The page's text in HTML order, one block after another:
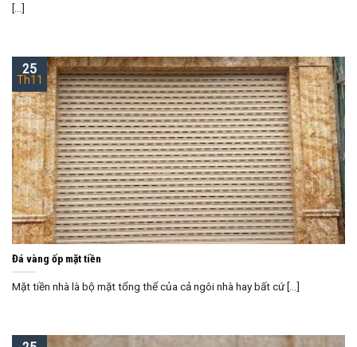
[...]
Đá vàng ốp mặt tiền
Mặt tiền nhà là bộ mặt tổng thể của cả ngôi nhà hay bất cứ [...]
25
Th11